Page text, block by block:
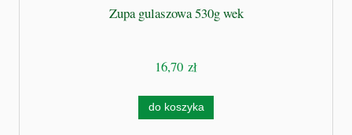
Zupa gulaszowa 530g wek
16,70 zł
do koszyka